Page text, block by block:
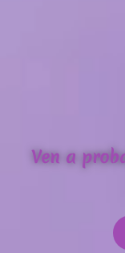
Ven a